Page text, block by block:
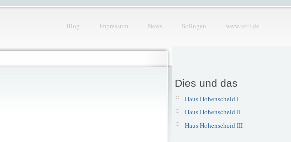
Blog Impressum News Solingen www.tetti.de
Dies und das
Haus Hohenscheid I
Haus Hohenscheid II
Haus Hohenscheid III